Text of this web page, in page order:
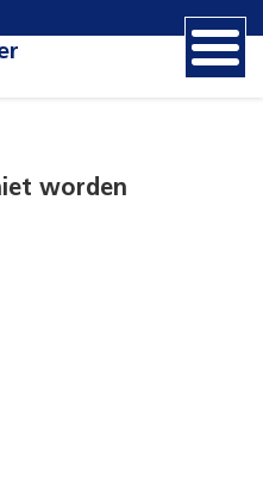
worden